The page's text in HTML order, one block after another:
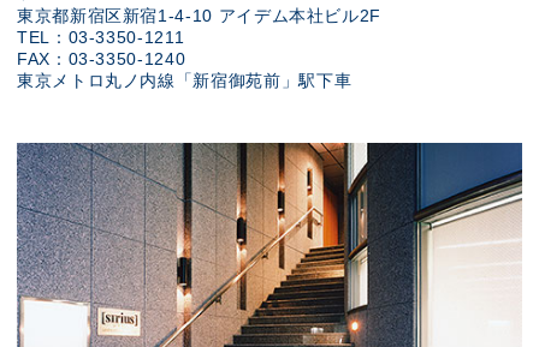
東京都新宿区新宿1-4-10 アイデム本社ビル2F
TEL：03-3350-1211
FAX：03-3350-1240
東京メトロ丸ノ内線「新宿御苑前」駅下車